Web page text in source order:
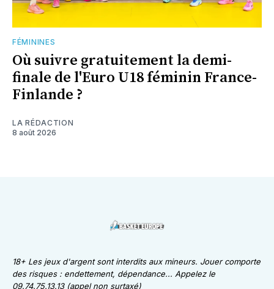
FÉMININES
Où suivre gratuitement la demi-
finale de l'Euro U18 féminin France-
Finlande ?
LA RÉDACTION
8 août 2026
18+ Les jeux d'argent sont interdits aux mineurs. Jouer comporte
des risques : endettement, dépendance... Appelez le
09.74.75.13.13 (appel non surtaxé)